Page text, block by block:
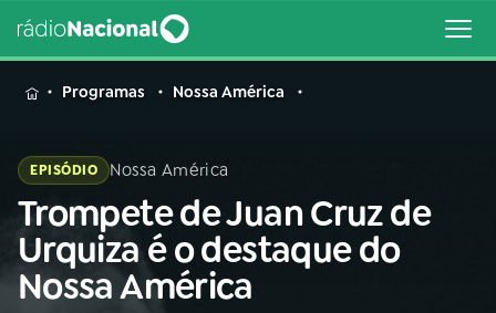
MENU
Buscar
na
Rádio
Nacional
Buscar
Programas Nossa América
EPISÓDIO Nossa América
Trompete de Juan Cruz de
Urquiza é o destaque do
Nossa América